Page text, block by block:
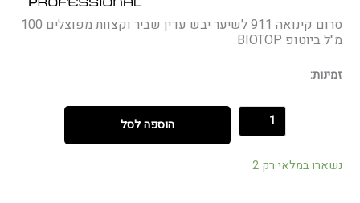
סרום קינואה 911 לשיער יבש עדין שביר וקצוות מפוצלים 100
מ"ל ביוטופ BIOTOP
זמינות:
הוספה לסל
נשארו במלאי רק 2